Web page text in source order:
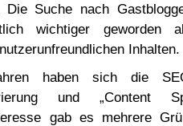
Suche nach
wichtiger geworden
Inhalten.
haben sich die
und „Content
gab es mehrere